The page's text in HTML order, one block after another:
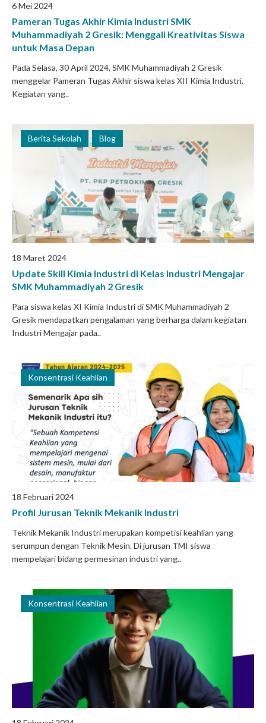
6 Mei 2024
Pameran Tugas Akhir Kimia Industri SMK
Muhammadiyah 2 Gresik: Menggali Kreativitas Siswa
untuk Masa Depan
Pada Selasa, 30 April 2024, SMK Muhammadiyah 2 Gresik
menggelar Pameran Tugas Akhir siswa kelas XII Kimia Industri.
Kegiatan yang..
Berita Sekolah Blog
18 Maret 2024
Update Skill Kimia Industri di Kelas Industri Mengajar
SMK Muhammadiyah 2 Gresik
Para siswa kelas XI Kimia Industri di SMK Muhammadiyah 2
Gresik mendapatkan pengalaman yang berharga dalam kegiatan
Industri Mengajar pada..
Konsentrasi Keahlian
18 Februari 2024
Profil Jurusan Teknik Mekanik Industri
Teknik Mekanik Industri merupakan kompetisi keahlian yang
serumpun dengan Teknik Mesin. Di jurusan TMI siswa
mempelajari bidang permesinan industri yang..
Konsentrasi Keahlian